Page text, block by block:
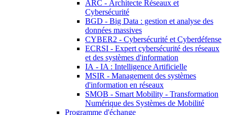
ARC - Architecte Réseaux et
Cybersécurité
BGD - Big Data : gestion et analyse des
données massives
CYBER2 - Cybersécurité et Cyberdéfense
ECRSI - Expert cybersécurité des réseaux
et des systèmes d'information
IA - IA : Intelligence Artificielle
MSIR - Management des systèmes
d'information en réseaux
SMOB - Smart Mobility - Transformation
Numérique des Systèmes de Mobilité
Programme d'échange